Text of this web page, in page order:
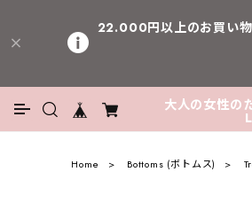
22.000円以上のお買い物
大人の女性の
Home Bottoms (ボトムス)